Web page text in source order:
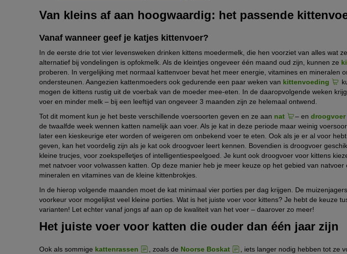
Van kleins af aan hoogwaardig: het passende
Vanaf wanneer geef je katjes kittenvoer?
In de eerste drie tot vier levensweken drinken kittens moedermelk, die hen voorziet van alles wat
alternatief bij vondelingen is opfokmelk. Als de kleintjes ongeveer één maand oud zijn, kunnen ze
proberen. In vergelijking met normaal kattenvoer bevat het meer energie, vitamines en mineralen
ondersteunen. Aangezien kattenmoeders ook gedurende een paar weken van kittenvoeding
mogen de kittens rustig uit de voerbak van de moeder mee-eten. In de daaropvolgende weken
voer en minder melk – bij een leeftijd van ongeveer 3 maanden zijn ze helemaal ontwend.
Tot dit moment kun je het beste verschillende voersoorten geven en ze aan nat – en droogvoer
de twaalfde week wennen katten namelijk aan voer. Als je kat in deze periode maar weinig
later een kieskeurige eter worden of weigeren om onbekend voer te eten. Ook als je er al voor
geven, kan het voordelig zijn als je kat ook droogvoer leert kennen. Bovendien is droogvoer
kleine trucjes, voor zoekspelletjes of intelligentiespeelgoed. Je kunt ook droogvoer voor kittens
met natvoer voor volwassen katten. Op deze manier heb je meer keuze op het gebied van natvoer
mineralen en vitamines van de kleine kittenbrokjes.
In de hierop volgende maanden moet de kat minimaal vier porties per dag krijgen. De
voorkeur voor mogelijkst veel kleine porties. Wat is het juiste voer voor kittens? Je hebt de keuze
varianten! Let echter vanaf jongs af aan op de kwaliteit van het voer – daarover zo meer!
Het juiste voer voor katten die ouder dan één jaar zijn
Ook als sommige kattenrassen , zoals de Noorse Boskat
, iets langer nodig hebben tot ze